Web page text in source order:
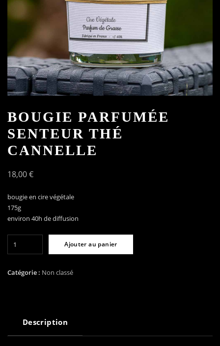
BOUGIE PARFUMÉE
SENTEUR THÉ
CANNELLE
18,00€
bougie en cire végétale
175g
environ 40h de diffusion
parfumée
Ajouter au panier
Catégorie : Non classé
Description